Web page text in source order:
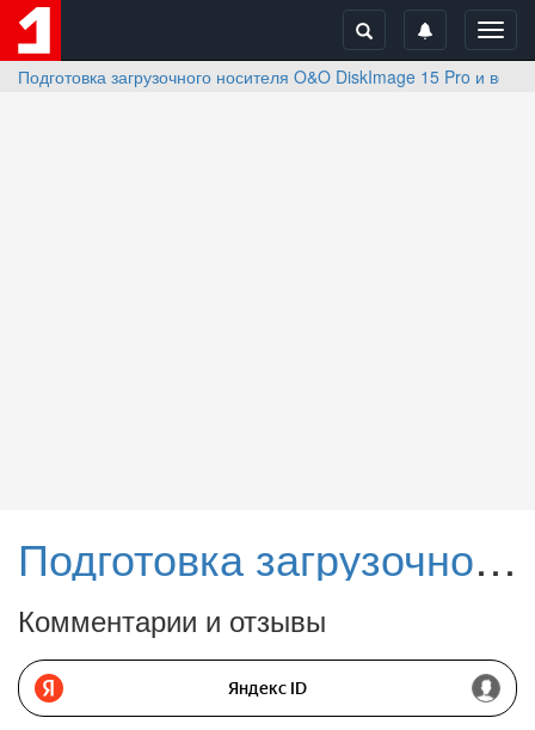
Подготовка загрузочного носителя O&O DiskImage 15 Pro и
Подготовка загрузочного носителя O&O DiskImage 15 Pro и восстановление резервной копии
Комментарии и отзывы